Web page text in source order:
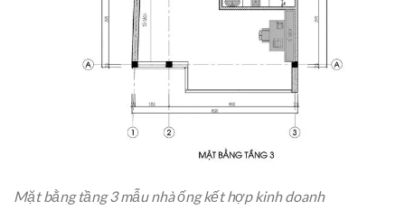
Mặt bằng tầng 3 mẫu nhà ống kết hợp kinh doanh